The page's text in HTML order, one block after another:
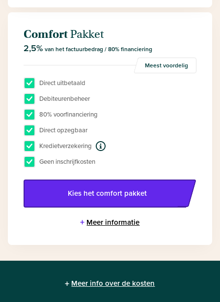
ComfortPakket
2,5% van het factuurbedrag / 80% financiering
Meest voordelig
Direct uitbetaald
Debiteurenbeheer
80% voorfinanciering
Direct opzegbaar
Kredietverzekering
Geen inschrijfkosten
Kies hetcomfort pakket
+ Meer informatie
+ Meer info over de kosten